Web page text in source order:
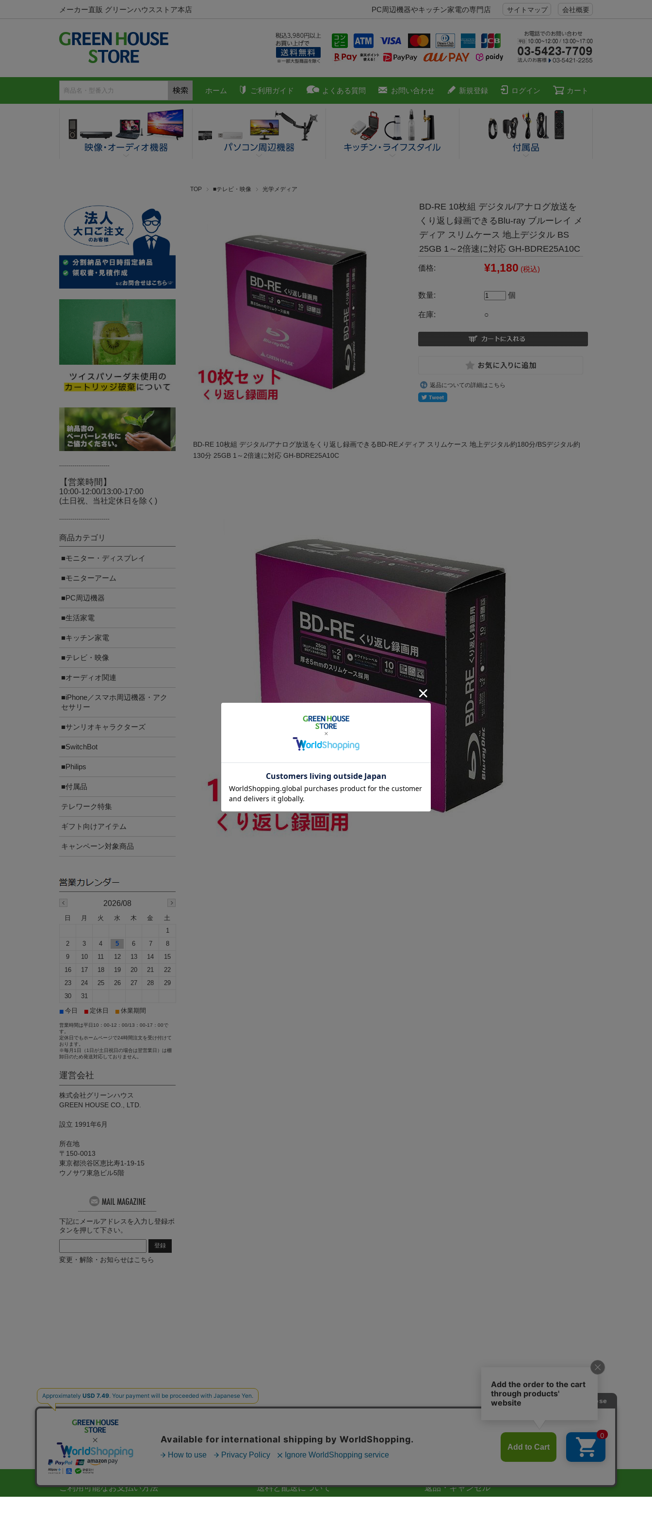
メーカー直販 グリーンハウスストア本店 PC周辺機器やキッチン家電の専門店 サイトマップ 会社概要
ホーム ご利用ガイド よくある質問 お問い合わせ 新規登録 ログイン カート
TOP ■テレビ・映像 光学メディア
BD-RE 10枚組 デジタル/アナログ放送を
くり返し録画できるBlu-ray ブルーレイ メ
ディア スリムケース 地上デジタル BS
25GB 1～2倍速に対応 GH-BDRE25A10C
価格: ¥1,180 (税込)
数量: 個
在庫: ○
返品についての詳細はこちら
BD-RE 10枚組 デジタル/アナログ放送をくり返し録画できるBD-REメディア スリムケース 地上デジタル約180分/BSデジタル約
130分 25GB 1～2倍速に対応 GH-BDRE25A10C
--------------------------
【営業時間】
10:00-12:00/13:00-17:00
(土日祝、当社定休日を除く)
--------------------------
商品カテゴリ
■モニター・ディスプレイ
■モニターアーム
■PC周辺機器
■生活家電
■キッチン家電
■テレビ・映像
■オーディオ関連
■iPhone／スマホ周辺機器・アク
セサリー
■サンリオキャラクターズ
■SwitchBot
■Philips
■付属品
テレワーク特集
ギフト向けアイテム
キャンペーン対象商品
2026/08
日 月 火 水 木 金
土
1
2
3 4 5 6 7
8
9
10 11 12 13 14
15
16
17 18 19 20 21
22
23
24 25 26 27 28
29
30
31
■ 今日 ■ 定休日 ■ 休業期間
営業時間は平日10：00-12：00/13：00-17：00で
す。
定休日でもホームページで24時間注文を受け付けて
おります。
※毎月1日（1日が土日祝日の場合は翌営業日）は棚
卸日のため発送対応しておりません。
運営会社
株式会社グリーンハウス
GREEN HOUSE CO., LTD.
設立 1991年6月
所在地
〒150-0013
東京都渋谷区恵比寿1-19-15
ウノサワ東急ビル5階
下記にメールアドレスを入力し登録ボ
タンを押して下さい。
変更・解除・お知らせはこちら
ご利用可能なお支払い方法 送料と配送について 返品・キャンセル